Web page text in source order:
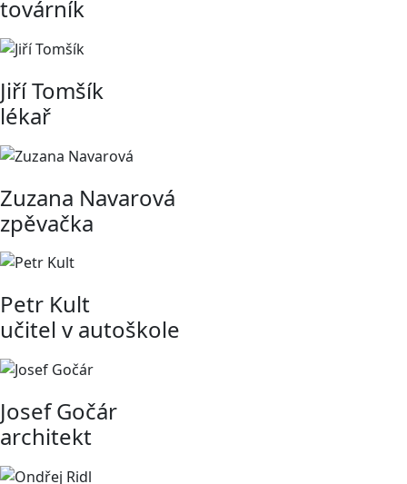
továrník
Jiří Tomšík
lékař
Zuzana Navarová
zpěvačka
Petr Kult
učitel v autoškole
Josef Gočár
architekt